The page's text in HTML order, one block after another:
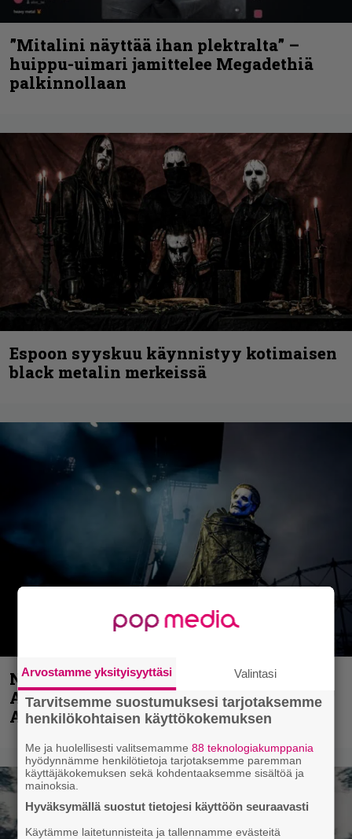
”Mitalini näyttää ihan plektralta” –
huippu-uimari jamittelee Megadethiä
palkinnollaan
Espoon syyskuu käynnistyy kotimaisen
black metalin merkeissä
Näin lähtee Ghostin Tobias Forgelta
Accept – menossa mukana myös
Anthrax- ja Korn-miehistöä
Arvostamme yksityisyyttäsi Valintasi
Tarvitsemme suostumuksesi tarjotaksemme
henkilökohtaisen käyttökokemuksen
Me ja huolellisesti valitsemamme88 teknologiakumppania
hyödynnämme henkilötietoja tarjotaksemme paremman
käyttäjäkokemuksen sekä kohdentaaksemme sisältöä ja
mainoksia.
Hyväksymällä suostut tietojesi käyttöön seuraavasti
Käytämme laitetunnisteita ja tallennamme evästeitä